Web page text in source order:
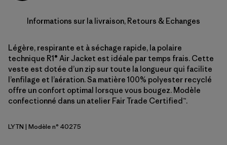
Informations sur la livraison, Retours & Echanges
Légère, respirante et à séchage rapide, la polaire
technique R1® Air Jacket est idéale par temps frais. Cette
veste est dotée d’un zip sur toute la longueur qui facilite
l’enfilage et l’aération. Sa matière 100% polyester recyclé
offre un confort optimal lorsque vous bougez. Modèle
confectionné dans un atelier Fair Trade Certified™.
Lynx Tan
LYTN | Modèle n° 40275